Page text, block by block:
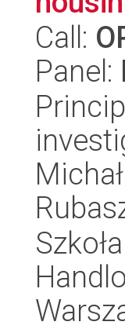
Call:
Panel: